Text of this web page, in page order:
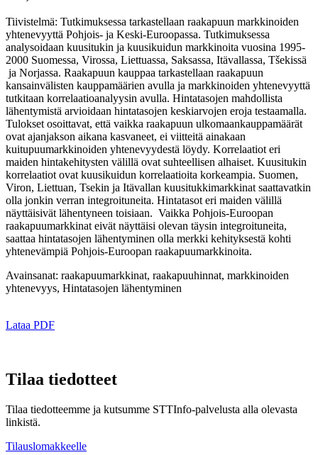
Tiivistelmä: Tutkimuksessa tarkastellaan raakapuun markkinoiden
yhtenevyyttä Pohjois- ja Keski-Euroopassa. Tutkimuksessa
analysoidaan kuusitukin ja kuusikuidun markkinoita vuosina 1995-
2000 Suomessa, Virossa, Liettuassa, Saksassa, Itävallassa, Tšekissä
ja Norjassa. Raakapuun kauppaa tarkastellaan raakapuun
kansainvälisten kauppamäärien avulla ja markkinoiden yhtenevyyttä
tutkitaan korrelaatioanalyysin avulla. Hintatasojen mahdollista
lähentymistä arvioidaan hintatasojen keskiarvojen eroja testaamalla.
Tulokset osoittavat, että vaikka raakapuun ulkomaankauppamäärät
ovat ajanjakson aikana kasvaneet, ei viitteitä ainakaan
kuitupuumarkkinoiden yhtenevyydestä löydy. Korrelaatiot eri
maiden hintakehitysten välillä ovat suhteellisen alhaiset. Kuusitukin
korrelaatiot ovat kuusikuidun korrelaatioita korkeampia. Suomen,
Viron, Liettuan, Tsekin ja Itävallan kuusitukkimarkkinat saattavatkin
olla jonkin verran integroituneita. Hintatasot eri maiden välillä
näyttäisivät lähentyneen toisiaan. Vaikka Pohjois-Euroopan
raakapuumarkkinat eivät näyttäisi olevan täysin integroituneita,
saattaa hintatasojen lähentyminen olla merkki kehityksestä kohti
yhtenevämpiä Pohjois-Euroopan raakapuumarkkinoita.
Avainsanat: raakapuumarkkinat, raakapuuhinnat, markkinoiden
yhtenevyys, Hintatasojen lähentyminen
Lataa PDF
Tilaa tiedotteet
Tilaa tiedotteemme ja kutsumme STTInfo-palvelusta alla olevasta
linkistä.
Tilauslomakkeelle